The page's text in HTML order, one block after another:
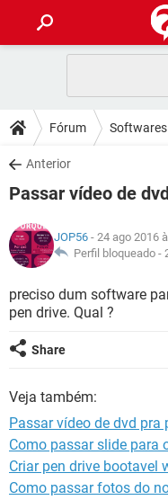
CELULAR
OUTLOOK
INSTAGRAM
GUIA DE COMPRAS
DICAS
JOGOS
INSTAGRAM
GUIA DE COMPRAS
DOWNLOADS
JOGOS
CELULAR
OUTLOOK
INSTAGRAM
GUIA DE COMPRAS
JOGOS
CELULAR
OUTLOOK
GLOSSÁRIO
JOGOS
CELULAR
OUTLOOK
GUIA DE COMPRAS
Fórum
Anterior
Passar vídeo de
JOP56 - 24 ago 2016
Perfil bloqueado -
preciso dum software
pen drive. Qual ?
Share
Veja também:
Passar vídeo de dvd pra
Como passar slide para
Criar pen drive bootavel
Como passar fotos do